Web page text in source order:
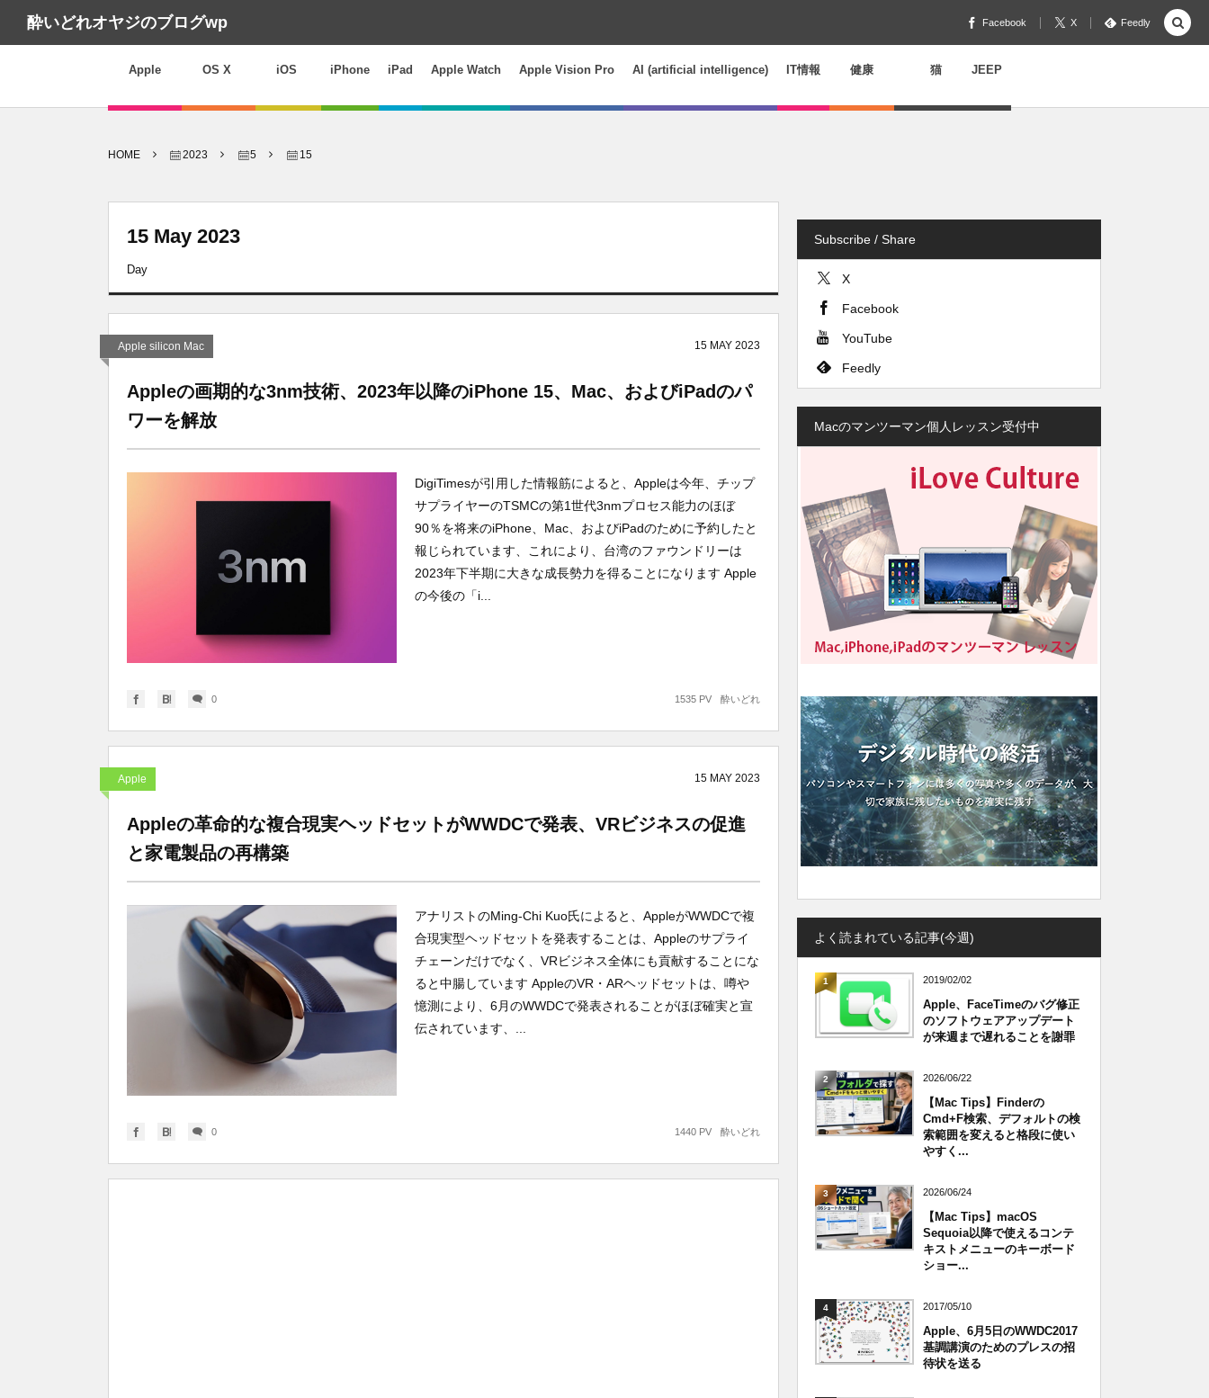
酔いどれオヤジのブログwp Facebook X Feedly
Apple OS X iOS iPhone iPad Apple Watch Apple Vision Pro AI (artificial intelligence) IT情報 健康 猫 JEEP
HOME 2023 5 15
15 May 2023
Day
Apple silicon Mac 15 MAY 2023
Appleの画期的な3nm技術、2023年以降のiPhone 15、Mac、およびiPadのパ
ワーを解放
DigiTimesが引用した情報筋によると、Appleは今年、チップ
サプライヤーのTSMCの第1世代3nmプロセス能力のほぼ
90％を将来のiPhone、Mac、およびiPadのために予約したと
報じられています、これにより、台湾のファウンドリーは
2023年下半期に大きな成長勢力を得ることになります Apple
の今後の「i...
0 酔いどれ
1535 PV
Apple 15 MAY 2023
Appleの革命的な複合現実ヘッドセットがWWDCで発表、VRビジネスの促進
と家電製品の再構築
アナリストのMing-Chi Kuo氏によると、AppleがWWDCで複
合現実型ヘッドセットを発表することは、Appleのサプライ
チェーンだけでなく、VRビジネス全体にも貢献することにな
ると中腸しています AppleのVR・ARヘッドセットは、噂や
憶測により、6月のWWDCで発表されることがほぼ確実と宣
伝されています、...
0 酔いどれ
1440 PV
Subscribe / Share
X
Facebook
YouTube
Feedly
Macのマンツーマン個人レッスン受付中
よく読まれている記事(今週)
1 2019/02/02
Apple、FaceTimeのバグ修正
のソフトウェアアップデート
が来週まで遅れることを謝罪
2 2026/06/22
【Mac Tips】Finderの
Cmd+F検索、デフォルトの検
索範囲を変えると格段に使い
やすく...
3 2026/06/24
【Mac Tips】macOS
Sequoia以降で使えるコンテ
キストメニューのキーボード
ショー...
4 2017/05/10
Apple、6月5日のWWDC2017
基調講演のためのプレスの招
待状を送る